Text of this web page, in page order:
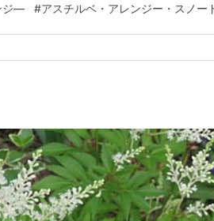
ジ― #アスチルベ・アレンジー・スノー